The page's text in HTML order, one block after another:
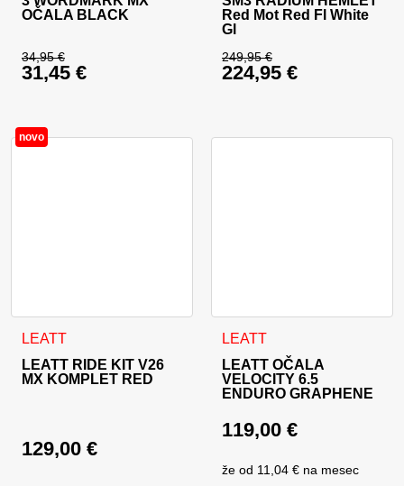
OČALA BLACK
34,95€
Izvirna cena je bila: 34,95 €.
31,45 €
Red Mot Red Fl White
Gl
249,95€
Izvirna cena je bila:
224,95 €
novo
LEATT
LEATT RIDE KIT V26
MX KOMPLET RED
129,00 €
Ta izdelek ima več različic. Možnosti lahko izberete na
LEATT
LEATT OČALA
VELOCITY 6.5
ENDURO GRAPHENE
119,00 €
že od 11,04 € na mesec